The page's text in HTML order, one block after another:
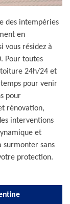
des intempéries
en
vous résidez à
Pour toutes
toiture 24h/24 et
pour venir
pour
rénovation,
interventions
et
surmonter sans
protection.